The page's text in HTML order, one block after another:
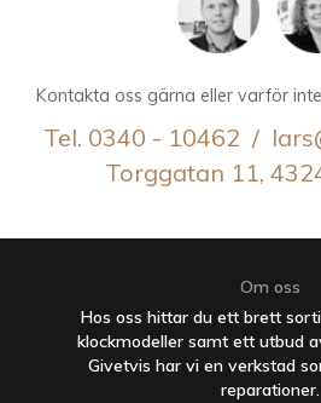
Kontakta oss gärna eller varför
Tel. 0340 - 10462 /
Torggatan 11,
Om oss
Hos oss hittar du ett brett
klockmodeller samt ett utbud
Givetvis har vi en verkstad
reparationer.